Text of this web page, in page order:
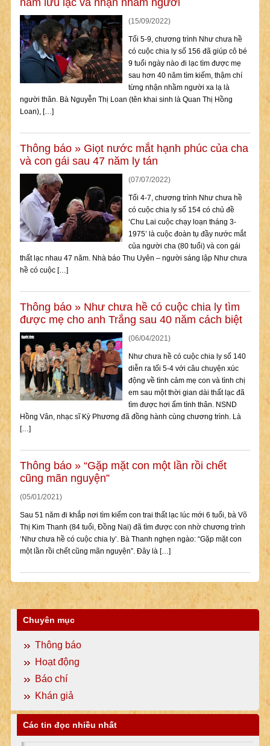
năm lưu lạc và nhận nhầm người
(15/09/2022)
Tối 5-9, chương trình Như chưa hề
có cuộc chia ly số 156 đã giúp cô bé
9 tuổi ngày nào đi lạc tìm được mẹ
sau hơn 40 năm tìm kiếm, thậm chí
từng nhận nhầm người xa lạ là
người thân. Bà Nguyễn Thị Loan (tên khai sinh là Quan Thị Hồng
Loan), […]
Thông báo» Giọt nước mắt hạnh phúc của cha
và con gái sau 47 năm ly tán
(07/07/2022)
Tối 4-7, chương trình Như chưa hề
có cuộc chia ly số 154 có chủ đề
‘Chu Lai cuộc chạy loạn tháng 3-
1975’ là cuộc đoàn tụ đầy nước mắt
của người cha (80 tuổi) và con gái
thất lạc nhau 47 năm. Nhà báo Thu Uyên – người sáng lập Như chưa
hề có cuộc […]
Thông báo» Như chưa hề có cuộc chia ly tìm
được mẹ cho anh Trắng sau 40 năm cách biệt
(06/04/2021)
Như chưa hề có cuộc chia ly số 140
diễn ra tối 5-4 với câu chuyện xúc
động về tình cảm mẹ con và tình chị
em sau một thời gian dài thất lạc đã
tìm được hơi ấm tình thân. NSND
Hồng Vân, nhạc sĩ Kỳ Phương đã đồng hành cùng chương trình. Là
[…]
Thông báo» “Gặp mặt con một lần rồi chết
cũng mãn nguyện”
(05/01/2021)
Sau 51 năm đi khắp nơi tìm kiếm con trai thất lạc lúc mới 6 tuổi, bà Võ
Thị Kim Thanh (84 tuổi, Đồng Nai) đã tìm được con nhờ chương trình
‘Như chưa hề có cuộc chia ly’. Bà Thanh nghẹn ngào: “Gặp mặt con
một lần rồi chết cũng mãn nguyện”. Đây là […]
Chuyên mục
Thông báo
Hoạt động
Báo chí
Khán giả
Các tin đọc nhiều nhất